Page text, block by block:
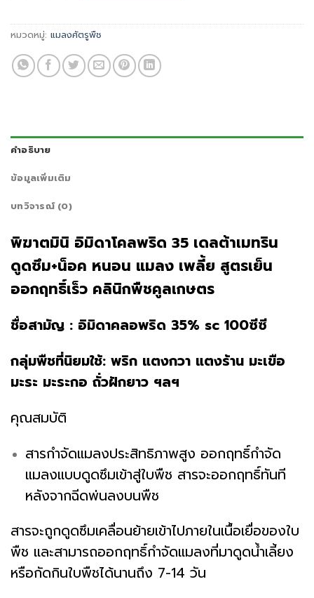
หมวดหมู่: แมลงศัตรูพืช
คำอธิบาย
ข้อมูลเพิ่มเติม
บทวิจารณ์ (0)
พิฆาตมินิ อิมิดาโคลพริด 35 เดลต้าเมทริน
ดูดซึม+น็อค หนอน แมลง เพลี้ย สูตรเย็น
ออกฤทธิ์เร็ว คลินิกพืชคูลเกษตร
ชื่อสามัญ : อิมิดาคลอพริด 35% sc 100ซีซี
กลุ่มพืชที่นิยมใช้: พริก แตงกวา แตงร้าน มะเขือ
มะระ มะระกอ ถั่วฝักยาว ฯลฯ
คุณสมบัติ
สารกำจัดแมลงประสิทธิภาพสูง ออกฤทธิ์กำจัด
แมลงแบบดูดซึมเข้าสู่ใบพืช สารจะออกฤทธิ์ทันที
หลังจากฉีดพ่นลงบนพืช
สารจะถูกดูดซึมเคลื่อนย้ายเข้าไปภายในเนื้อเยื่อของใบ
พืช และสามารถออกฤทธิ์กำจัดแมลงที่มาดูดน้ำเลี้ยง
หรือกัดกินใบพืชได้นานถึง 7-14 วัน